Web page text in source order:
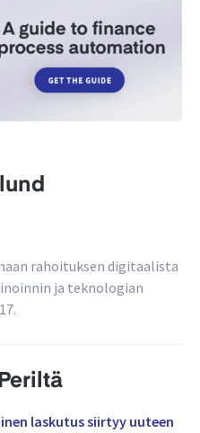
rahoituksen digitaalista
ja teknologian
laskutus siirtyy uuteen